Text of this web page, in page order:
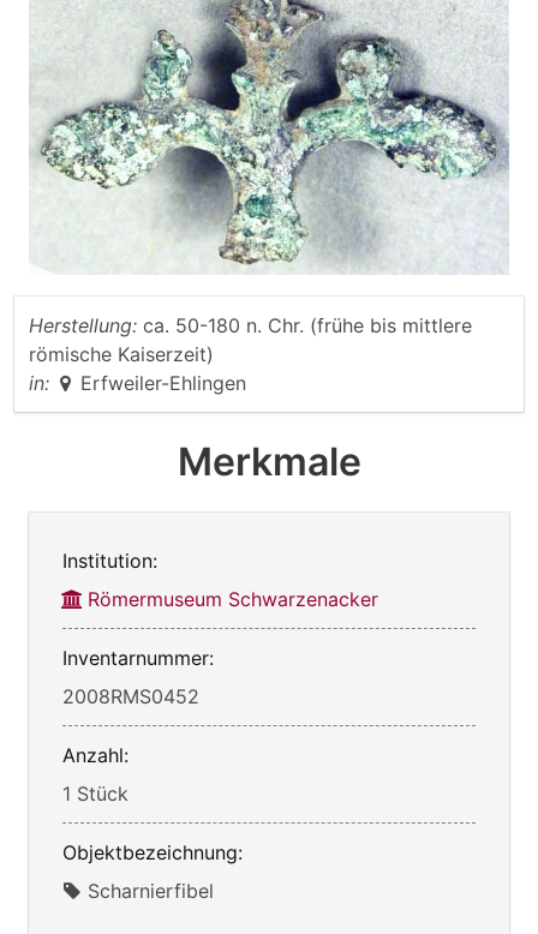
Herstellung: ca. 50-180 n. Chr. (frühe bis mittlere
römische Kaiserzeit)
in:
Erfweiler-Ehlingen
Merkmale
Institution:
Römermuseum Schwarzenacker
Inventarnummer:
2008RMS0452
Anzahl:
1 Stück
Objektbezeichnung:
Scharnierfibel